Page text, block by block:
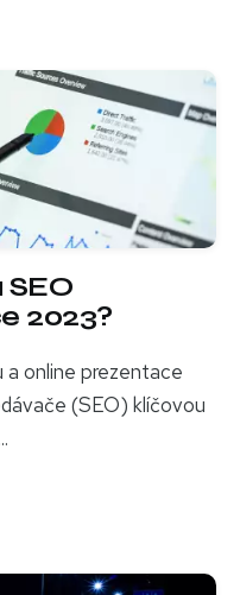
2023?
a online prezentace
(SEO) klíčovou